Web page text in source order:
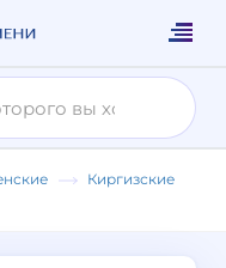
Киргизские